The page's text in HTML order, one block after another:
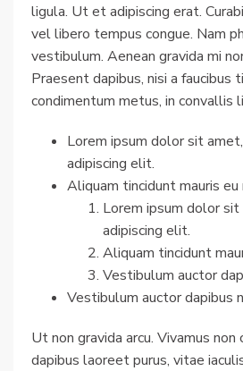
ligula. Ut et adipiscing erat.
vel libero tempus congue. Nam
vestibulum. Aenean gravida mi
Praesent dapibus, nisi a faucibus
condimentum metus, in convallis
Lorem ipsum dolor sit
adipiscing elit.
Aliquam tincidunt mauris eu
Lorem ipsum dolor
adipiscing elit.
Aliquam tincidunt
Vestibulum auctor
Vestibulum auctor dapibus
Ut non gravida arcu. Vivamus
dapibus laoreet purus, vitae